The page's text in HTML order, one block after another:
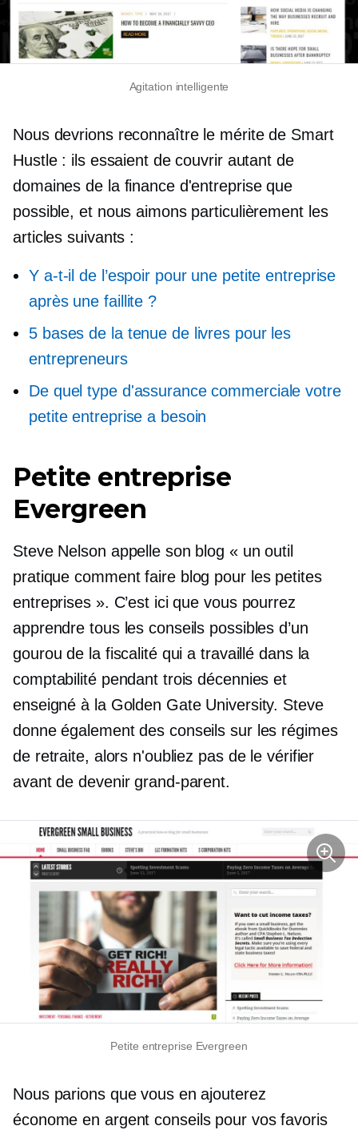
Agitation intelligente
Nous devrions reconnaître le mérite de Smart
Hustle : ils essaient de couvrir autant de
domaines de la finance d'entreprise que
possible, et nous aimons particulièrement les
articles suivants :
Y a-t-il de l’espoir pour une petite entreprise
après une faillite ?
5 bases de la tenue de livres pour les
entrepreneurs
De quel type d'assurance commerciale votre
petite entreprise a besoin
Petite entreprise
Evergreen
Steve Nelson appelle son blog « un outil
pratiquecomment faireblog pour les petites
entreprises ». C’est ici que vous pourrez
apprendre tous les conseils possibles d’un
gourou de la fiscalité qui a travaillé dans la
comptabilité pendant trois décennies et
enseigné à la Golden Gate University. Steve
donne également des conseils sur les régimes
de retraite, alors n'oubliez pas de le vérifier
avant de devenir grand-parent.
Petite entreprise Evergreen
Nous parions que vous en ajouterez
économe en argent conseils pour vos favoris